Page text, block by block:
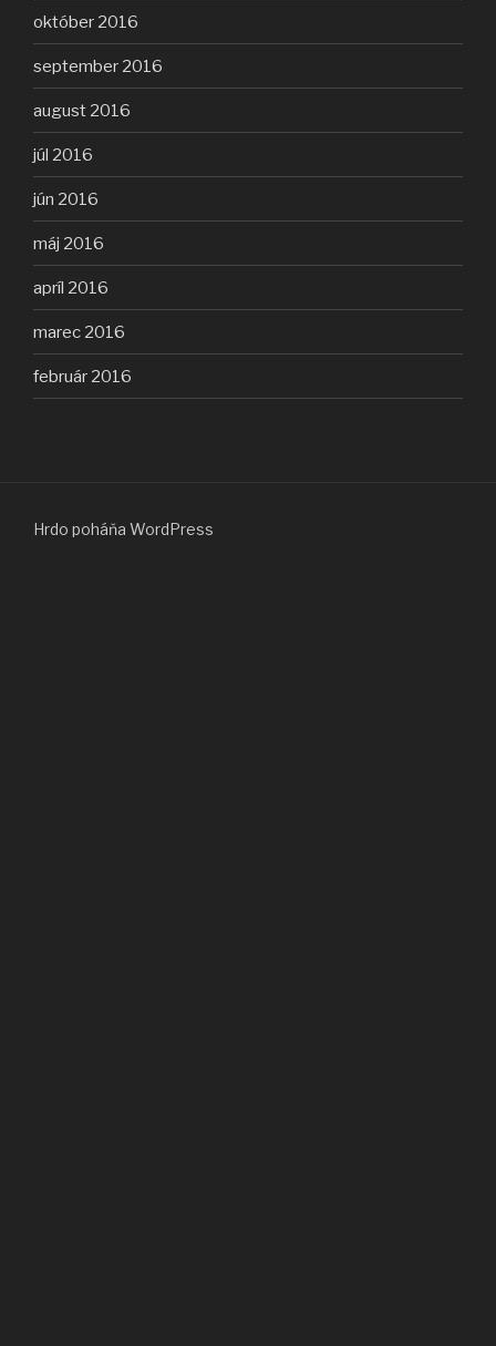
október 2016
september 2016
august 2016
júl 2016
jún 2016
máj 2016
apríl 2016
marec 2016
február 2016
Hrdo poháňa WordPress